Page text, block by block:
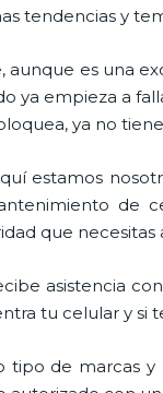
tendencias y
aunque es una
ya empieza a
ya no
estamos
de
que
asistencia
tu celular y si
tipo de marcas